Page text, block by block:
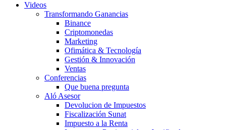
Videos
Transformando Ganancias
Binance
Criptomonedas
Marketing
Ofimática & Tecnología
Gestión & Innovación
Ventas
Conferencias
Que buena pregunta
Aló Asesor
Devolucion de Impuestos
Fiscalización Sunat
Impuesto a la Renta